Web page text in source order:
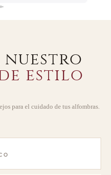
nuestro
estilo
para el cuidado de tus alfombras.